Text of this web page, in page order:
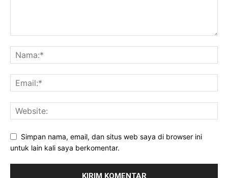
Simpan nama, email, dan situs web saya di browser ini
untuk lain kali saya berkomentar.